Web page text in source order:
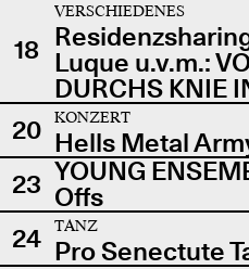
18
VERSCHIEDENES
Luque u.v.m.:
DURCHS KNIE
20
KONZERT
Hells Metal
23 YOUNG
Offs
24
TANZ
Pro Senectute